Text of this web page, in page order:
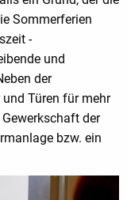
Sommerferien
-
und
der
Türen für mehr
der
bzw. ein